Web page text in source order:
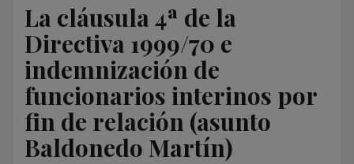
La cláusula 4ª de la
Directiva 1999/70 e
indemnización de
funcionarios interinos por
fin de relación (asunto
Baldonedo Martín)